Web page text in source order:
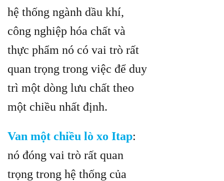
hệ thống ngành dầu khí,
công nghiệp hóa chất và
thực phẩm nó có vai trò rất
quan trọng trong việc để duy
trì một dòng lưu chất theo
một chiều nhất định.
Van một chiều lò xo Itap:
nó đóng vai trò rất quan
trọng trong hệ thống của